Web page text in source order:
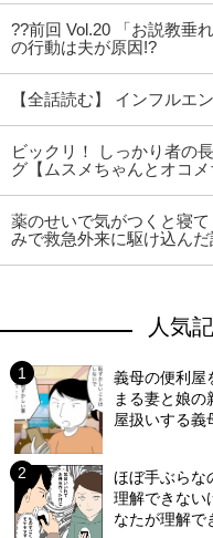
??前回 Vol.20 「お説教垂
の行動は夫が原因!?
【全話読む】 インフルエ
ビックリ！ しっかり者の
グ【ムスメちゃんとオコメ
薬のせいで気がつくと寝
みで救急外来に駆け込んだ
人気
義母の便利屋
まる妻と娘の
屋扱いする義
ほぼ手ぶらな
理解できない
なたが理解で